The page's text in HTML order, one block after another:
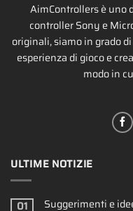
AimControllers è uno
controller Sony e
originali, siamo in grado
esperienza di gioco e
modo in
ULTIME NOTIZIE
01 Suggerimenti e